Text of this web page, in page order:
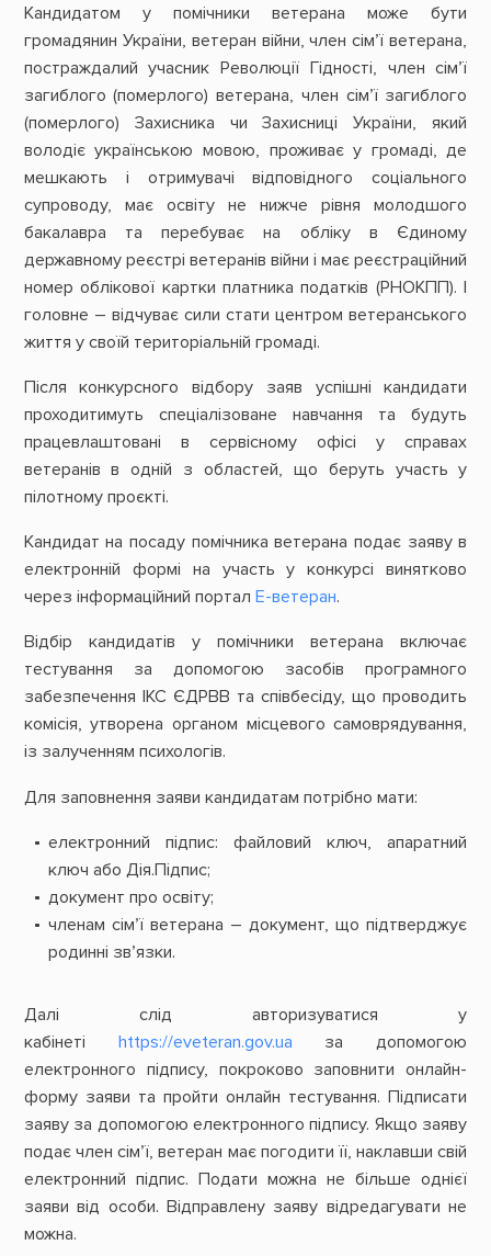
Кандидатом у помічники ветерана може бути
громадянин України, ветеран війни, член сім’ї ветерана,
постраждалий учасник Революції Гідності, член сім’ї
загиблого (померлого) ветерана, член сім’ї загиблого
(померлого) Захисника чи Захисниці України, який
володіє українською мовою, проживає у громаді, де
мешкають і отримувачі відповідного соціального
супроводу, має освіту не нижче рівня молодшого
бакалавра та перебуває на обліку в Єдиному
державному реєстрі ветеранів війни і має реєстраційний
номер облікової картки платника податків (РНОКПП). І
головне – відчуває сили стати центром ветеранського
життя у своїй територіальній громаді.
Після конкурсного відбору заяв успішні кандидати
проходитимуть спеціалізоване навчання та будуть
працевлаштовані в сервісному офісі у справах
ветеранів в одній з областей, що беруть участь у
пілотному проєкті.
Кандидат на посаду помічника ветерана подає заяву в
електронній формі на участь у конкурсі винятково
через інформаційний портал Е-ветеран.
Відбір кандидатів у помічники ветерана включає
тестування за допомогою засобів програмного
забезпечення ІКС ЄДРВВ та співбесіду, що проводить
комісія, утворена органом місцевого самоврядування,
із залученням психологів.
Для заповнення заяви кандидатам потрібно мати:
електронний підпис: файловий ключ, апаратний
ключ або Дія.Підпис;
документ про освіту;
членам сім’ї ветерана – документ, що підтверджує
родинні зв’язки.
Далі слід авторизуватися у
кабінеті https://eveteran.gov.ua за допомогою
електронного підпису, покроково заповнити онлайн-
форму заяви та пройти онлайн тестування. Підписати
заяву за допомогою електронного підпису. Якщо заяву
подає член сім’ї, ветеран має погодити її, наклавши свій
електронний підпис. Подати можна не більше однієї
заяви від особи. Відправлену заяву відредагувати не
можна.